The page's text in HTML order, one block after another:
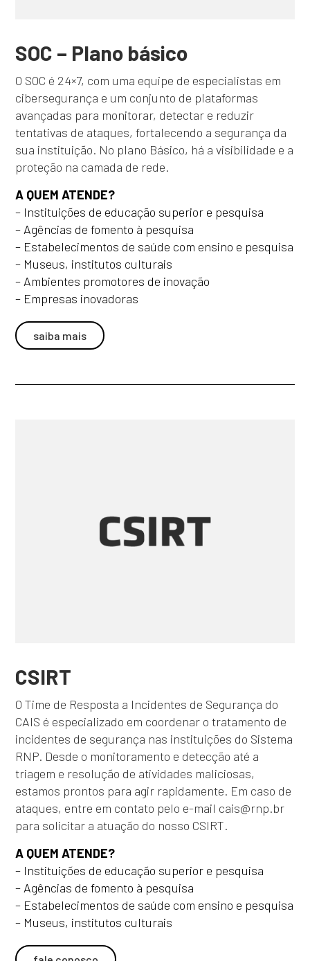
SOC – Plano básico
O SOC é 24×7, com uma equipe de especialistas em
cibersegurança e um conjunto de plataformas
avançadas para monitorar, detectar e reduzir
tentativas de ataques, fortalecendo a segurança da
sua instituição. No plano Básico, há a visibilidade e a
proteção na camada de rede.
A QUEM ATENDE?
– Instituições de educação superior e pesquisa
– Agências de fomento à pesquisa
– Estabelecimentos de saúde com ensino e pesquisa
– Museus, institutos culturais
– Ambientes promotores de inovação
– Empresas inovadoras
saiba mais
CSIRT
O Time de Resposta a Incidentes de Segurança do
CAIS é especializado em coordenar o tratamento de
incidentes de segurança nas instituições do Sistema
RNP. Desde o monitoramento e detecção até a
triagem e resolução de atividades maliciosas,
estamos prontos para agir rapidamente. Em caso de
ataques, entre em contato pelo e-mail cais@rnp.br
para solicitar a atuação do nosso CSIRT.
A QUEM ATENDE?
– Instituições de educação superior e pesquisa
– Agências de fomento à pesquisa
– Estabelecimentos de saúde com ensino e pesquisa
– Museus, institutos culturais